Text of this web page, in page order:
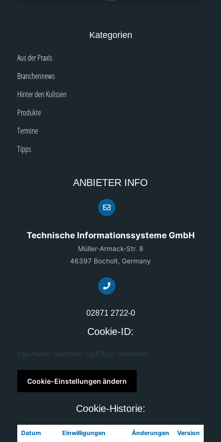
Kategorien
Aus der Praxis
Branchennews
Hinter den Kulissen
Produkte
Termine
Tipps
ANBIETER INFO
Technische Informationssysteme GmbH
Müller-Armack-Str. 8
46397 Bocholt, Germany
02871 2722-0
Cookie-ID:
6gu7suam-pljumh3n-cgdf3yig-1mu0rkwc
Cookie-Einstellungen ändern
Cookie-Historie:
Datum Einwilligungen Änderungen Version